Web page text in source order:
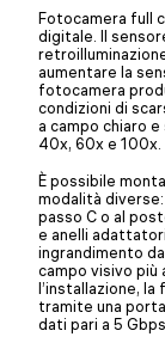
Fotocamera full
digitale. Il
aumentare la
fotocamera
condizioni di
a campo chiaro
40x, 60x e 100x.
È possibile
modalità
passo C o al
e anelli
ingrandimento
campo visivo più
l’installazione,
tramite una
dati pari a 5 Gbps.